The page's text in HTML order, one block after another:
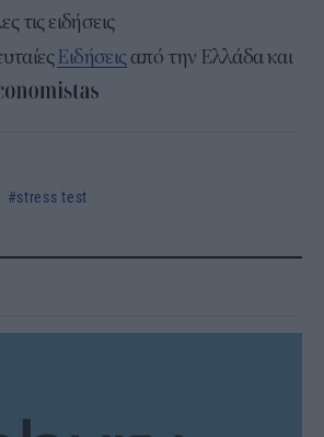
τις ειδήσεις
Ειδήσειςαπό την Ελλάδα και
stress test